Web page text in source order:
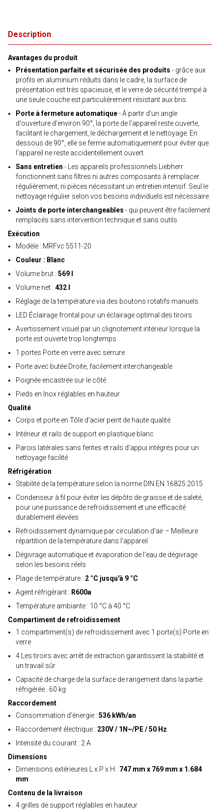
Description
Avantages du produit
Présentation parfaite et sécurisée des produits - grâce aux
profils en aluminium réduits dans le cadre, la surface de
présentation est très spacieuse, et le verre de sécurité trempé à
une seule couche est particulièrement résistant aux bris
Porte à fermeture automatique- À partir d'un angle
d'ouverture d'environ 90°, la porte de l'appareil reste ouverte,
facilitant le chargement, le déchargement et le nettoyage. En
dessous de 90°, elle se ferme automatiquement pour éviter que
l'appareil ne reste accidentellement ouvert.
Sans entretien - Les appareils professionnels Liebherr
fonctionnent sans filtres ni autres composants à remplacer
régulièrement, ni pièces nécessitant un entretien intensif. Seul le
nettoyage régulier selon vos besoins individuels est nécessaire.
Joints de porte interchangeables - qui peuvent être facilement
remplacés sans intervention technique et sans outils
Exécution
Modèle : MRFvc 5511-20
Couleur : Blanc
Volume brut : 569 l
Volume net : 432 l
Réglage de la température via des boutons rotatifs manuels
LED Éclairage frontal pour un éclairage optimal des tiroirs
Avertissement visuel par un clignotement intérieur lorsque la
porte est ouverte trop longtemps
1 portes Porte en verre avec serrure
Porte avec butée Droite, facilement interchangeable
Poignée encastrée sur le côté
Pieds en Inox réglables en hauteur
Qualité
Corps et porte en Tôle d'acier peint de haute qualité
Intérieur et rails de support en plastique blanc
Parois latérales sans fentes et rails d'appui intégrés pour un
nettoyage facilité
Réfrigération
Stabilité de la température selon la norme DIN EN 16825:2015
Condenseur à fil pour éviter les dépôts de graisse et de saleté,
pour une puissance de refroidissement et une efficacité
durablement élevées
Refroidissement dynamique par circulation d'air – Meilleure
répartition de la température dans l'appareil
Dégivrage automatique et évaporation de l'eau de dégivrage
selon les besoins réels
Plage de température : 2 °C jusqu'à 9 °C
Agent réfrigérant : R600a
Température ambiante : 10 °C à 40 °C
Compartiment de refroidissement
1 compartiment(s) de refroidissement avec 1 porte(s) Porte en
verre
4 Les tiroirs avec arrêt de extraction garantissent la stabilité et
un travail sûr
Capacité de charge de la surface de rangement dans la partie
réfrigérée : 60 kg
Raccordement
Consommation d'énergie : 536 kWh/an
Raccordement électrique : 230V / 1N~/PE / 50 Hz
Intensité du courant : 2 A
Dimensions
Dimensions extérieures L x P x H : 747 mm x 769 mm x 1.684
mm
Contenu de la livraison
4 grilles de support réglables en hauteur